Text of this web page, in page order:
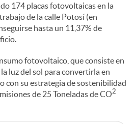
174 placas fotovoltaicas en la
de la calle Potosí (en
hasta un 11,37% de
fotovoltaico, que consiste en
luz del sol para convertirla en
con su estrategia de sostenibilidad
de 25 Toneladas de CO2